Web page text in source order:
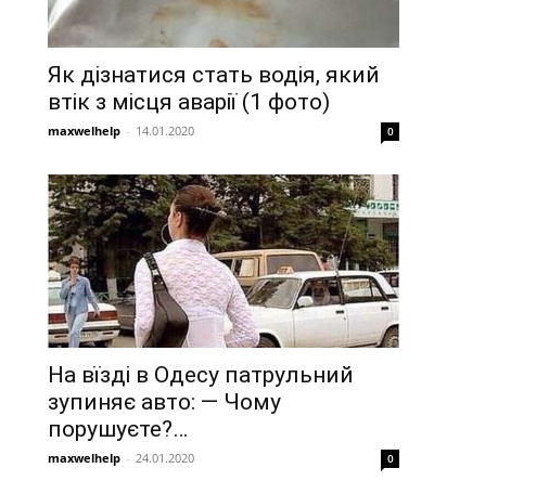
Як дізнатися стать водія, який
втік з місця аварії (1 фото)
maxwelhelp - 14.01.2020 0
На вїзді в Одесу патрульний
зупиняє авто: — Чому
порушуєте?…
maxwelhelp - 24.01.2020 0